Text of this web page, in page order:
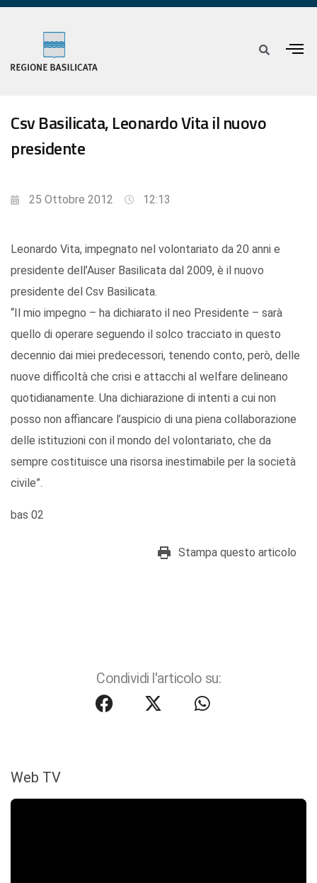
Csv Basilicata, Leonardo Vita il nuovo
presidente
25 Ottobre 2012 12:13
Leonardo Vita, impegnato nel volontariato da 20 anni e
presidente dell’Auser Basilicata dal 2009, è il nuovo
presidente del Csv Basilicata.
“Il mio impegno – ha dichiarato il neo Presidente – sarà
quello di operare seguendo il solco tracciato in questo
decennio dai miei predecessori, tenendo conto, però, delle
nuove difficoltà che crisi e attacchi al welfare delineano
quotidianamente. Una dichiarazione di intenti a cui non
posso non affiancare l’auspicio di una piena collaborazione
delle istituzioni con il mondo del volontariato, che da
sempre costituisce una risorsa inestimabile per la società
civile”.
bas 02
Stampa questo articolo
Condividi l'articolo su:
Web TV